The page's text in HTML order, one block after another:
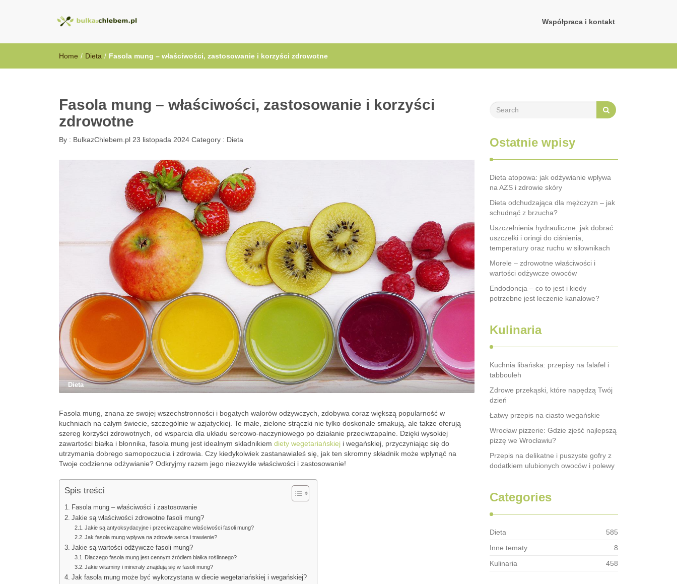
Współpraca i kontakt
Home / Dieta / Fasola mung – właściwości, zastosowanie i korzyści zdrowotne
Fasola mung – właściwości, zastosowanie i korzyści
zdrowotne
By : BulkazChlebem.pl 23 listopada 2024 Category : Dieta
Dieta
Fasola mung, znana ze swojej wszechstronności i bogatych walorów odżywczych, zdobywa coraz większą popularność w
kuchniach na całym świecie, szczególnie w azjatyckiej. Te małe, zielone strączki nie tylko doskonale smakują, ale także oferują
szereg korzyści zdrowotnych, od wsparcia dla układu sercowo-naczyniowego po działanie przeciwzapalne. Dzięki wysokiej
zawartości białka i błonnika, fasola mung jest idealnym składnikiem diety wegetariańskiej i wegańskiej, przyczyniając się do
utrzymania dobrego samopoczucia i zdrowia. Czy kiedykolwiek zastanawiałeś się, jak ten skromny składnik może wpłynąć na
Twoje codzienne odżywianie? Odkryjmy razem jego niezwykłe właściwości i zastosowanie!
Spis treści
Fasola mung – właściwości i zastosowanie
Jakie są właściwości zdrowotne fasoli mung?
Jakie są antyoksydacyjne i przeciwzapalne właściwości fasoli mung?
Jak fasola mung wpływa na zdrowie serca i trawienie?
Jakie są wartości odżywcze fasoli mung?
Dlaczego fasola mung jest cennym źródłem białka roślinnego?
Jakie witaminy i minerały znajdują się w fasoli mung?
Jak fasola mung może być wykorzystana w diecie wegetariańskiej i wegańskiej?
Ostatnie wpisy
Dieta atopowa: jak odżywianie wpływa
na AZS i zdrowie skóry
Dieta odchudzająca dla mężczyzn – jak
schudnąć z brzucha?
Uszczelnienia hydrauliczne: jak dobrać
uszczelki i oringi do ciśnienia,
temperatury oraz ruchu w siłownikach
Morele – zdrowotne właściwości i
wartości odżywcze owoców
Endodoncja – co to jest i kiedy
potrzebne jest leczenie kanałowe?
Kulinaria
Kuchnia libańska: przepisy na falafel i
tabbouleh
Zdrowe przekąski, które napędzą Twój
dzień
Łatwy przepis na ciasto wegańskie
Wrocław pizzerie: Gdzie zjeść najlepszą
pizzę we Wrocławiu?
Przepis na delikatne i puszyste gofry z
dodatkiem ulubionych owoców i polewy
Categories
Dieta
585
Inne tematy
8
Kulinaria
458